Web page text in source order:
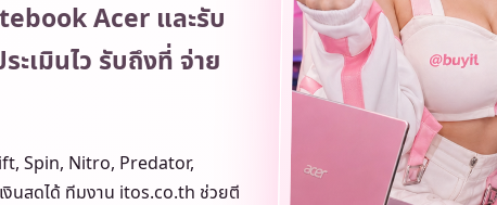
Acer และรับ
เมินไว รับถึงที่ จ่าย
Spin, Nitro, Predator,
นสดได้ ทีมงาน itos.co.th ช่วยตี